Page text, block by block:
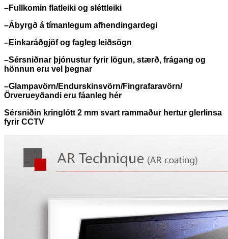
–Fullkomin flatleiki og sléttleiki
–Ábyrgð á tímanlegum afhendingardegi
–Einkaráðgjöf og fagleg leiðsögn
–Sérsniðnar þjónustur fyrir lögun, stærð, frágang og
hönnun eru vel þegnar
–Glampavörn/Endurskinsvörn/Fingrafaravörn/
Örverueyðandi eru fáanleg hér
Sérsniðin kringlótt 2 mm svart rammaður hertur glerlinsa
fyrir CCTV